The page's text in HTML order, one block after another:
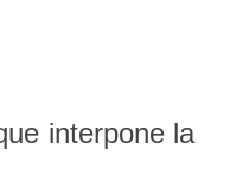
interpone la